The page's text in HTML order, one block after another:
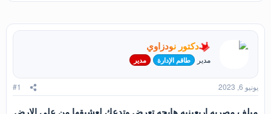
ض
و
ع
د
دكتور نودزاوي
مدير طاقم الإدارة مدير
يونيو 6, 2023 #1